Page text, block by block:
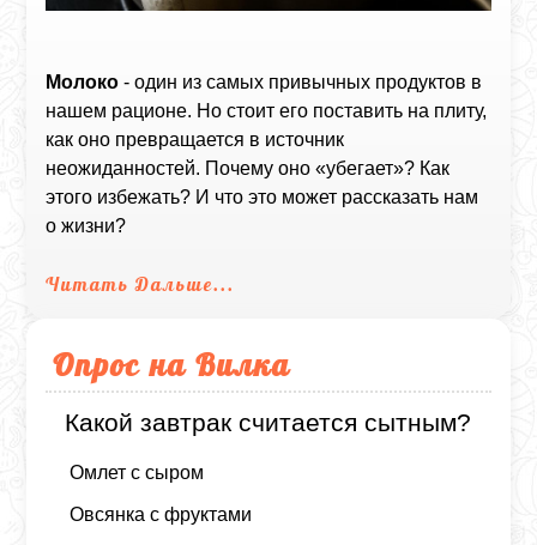
Молоко - один из самых привычных продуктов в
нашем рационе. Но стоит его поставить на плиту,
как оно превращается в источник
неожиданностей. Почему оно «убегает»? Как
этого избежать? И что это может рассказать нам
о жизни?
Читать Дальше...
Опрос на Вилка
Какой завтрак считается сытным?
Омлет с сыром
Овсянка с фруктами